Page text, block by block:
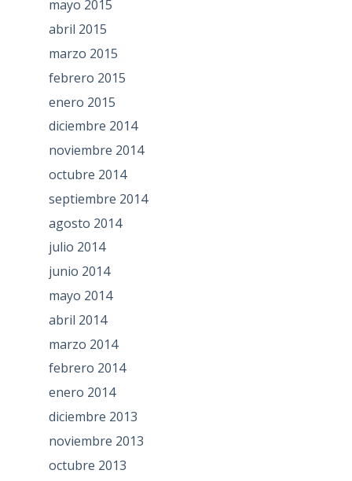
mayo 2015
abril 2015
marzo 2015
febrero 2015
enero 2015
diciembre 2014
noviembre 2014
octubre 2014
septiembre 2014
agosto 2014
julio 2014
junio 2014
mayo 2014
abril 2014
marzo 2014
febrero 2014
enero 2014
diciembre 2013
noviembre 2013
octubre 2013